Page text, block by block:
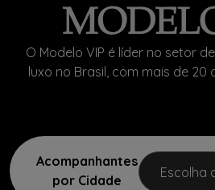
O Modelo VIP é líder no setor
luxo no Brasil, com mais de 20
Acompanhantes
por Cidade